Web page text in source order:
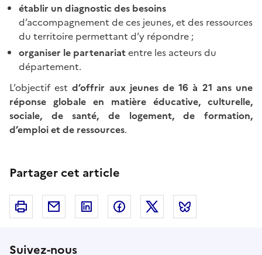
établir un diagnostic des besoins
d’accompagnement de ces jeunes, et des ressources
du territoire permettant d’y répondre ;
organiser le partenariatentre les acteurs du
département.
L’objectif estd’offrir aux jeunes de 16 à 21 ans une
réponse globale en matière éducative, culturelle,
sociale, de santé, de logement, de formation,
d’emploi et de ressources.
Partager cet article
Imprimer Courriel Linkedin FacebookTwitter
Suivez-nous